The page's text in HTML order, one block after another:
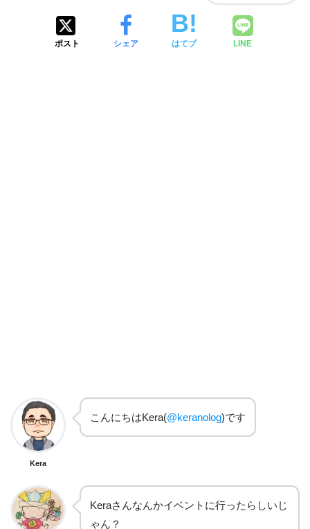
ポスト シェア はてブ LINE
Kera
こんにちはKera(@keranolog)です
Keraさんなんかイベントに行ったらしいじ
ゃん？